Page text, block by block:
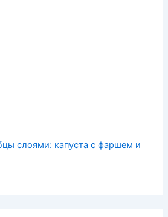
слоями: капуста с фаршем и